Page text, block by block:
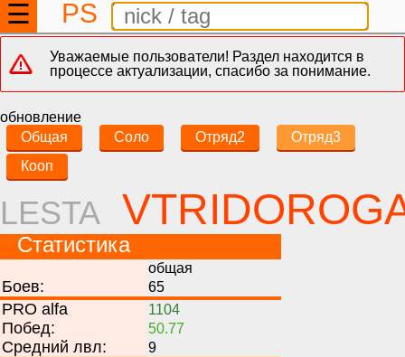
☰ PS
Уважаемые пользователи! Раздел находится в
процессе актуализации, спасибо за понимание.
обновление
Общая
Соло Отряд2
Отряд3
Кооп
LESTA
Статистика
общая
Боев: 65
PRO alfa 1104
Побед: 50.77
Средний лвл: 9